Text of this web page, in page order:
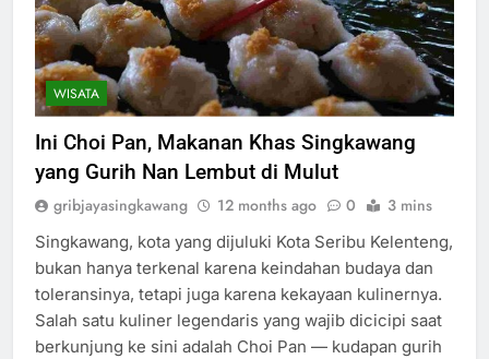
WISATA
Ini Choi Pan, Makanan Khas Singkawang
yang Gurih Nan Lembut di Mulut
gribjayasingkawang 12 months ago 0 3 mins
Singkawang, kota yang dijuluki Kota Seribu Kelenteng,
bukan hanya terkenal karena keindahan budaya dan
toleransinya, tetapi juga karena kekayaan kulinernya.
Salah satu kuliner legendaris yang wajib dicicipi saat
berkunjung ke sini adalah Choi Pan — kudapan gurih